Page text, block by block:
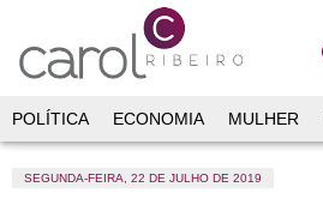
POLÍTICA ECONOMIA MULHER
SEGUNDA-FEIRA, 22 DE JULHO DE 2019